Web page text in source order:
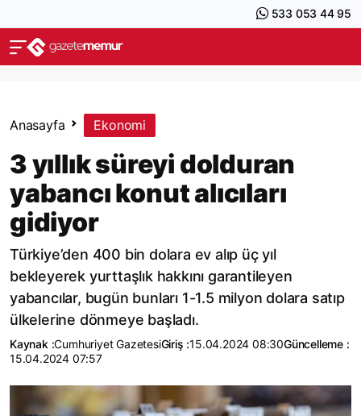
533 053 44 95
Anasayfa Ekonomi
3 yıllık süreyi dolduran
yabancı konut alıcıları
gidiyor
Türkiye’den 400 bin dolara ev alıp üç yıl
bekleyerek yurttaşlık hakkını garantileyen
yabancılar, bugün bunları 1-1.5 milyon dolara satıp
ülkelerine dönmeye başladı.
Kaynak :Cumhuriyet GazetesiGiriş :15.04.2024 08:30Güncelleme :
15.04.2024 07:57